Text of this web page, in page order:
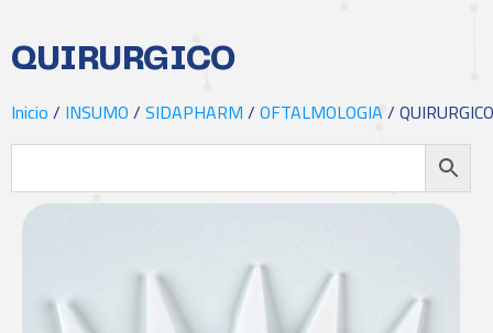
QUIRURGICO
Inicio/ INSUMO/SIDAPHARM/OFTALMOLOGIA/ QUIRURGICO